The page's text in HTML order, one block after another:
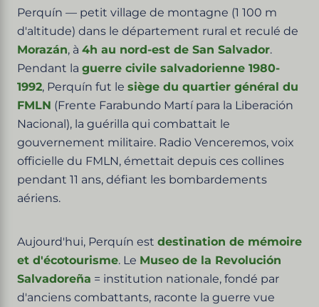
Perquín — petit village de montagne (1 100 m
d'altitude) dans le département rural et reculé de
Morazán, à 4h au nord-est de San Salvador.
Pendant la guerre civile salvadorienne 1980-
1992, Perquín fut le siège du quartier général du
FMLN (Frente Farabundo Martí para la Liberación
Nacional), la guérilla qui combattait le
gouvernement militaire. Radio Venceremos, voix
officielle du FMLN, émettait depuis ces collines
pendant 11 ans, défiant les bombardements
aériens.
Aujourd'hui, Perquín est destination de mémoire
et d'écotourisme. Le Museo de la Revolución
Salvadoreña = institution nationale, fondé par
d'anciens combattants, raconte la guerre vue